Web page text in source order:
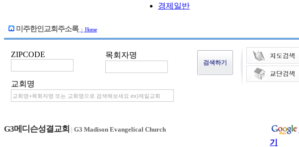
경제일반
미주한인교회주소록 > Home
ZIPCODE 목회자명
교회명
G3메디슨성결교회 | G3 Madison Evangelical Church
기